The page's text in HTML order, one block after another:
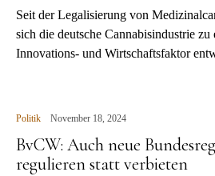
Seit der Legalisierung von
sich die deutsche Cannabisindustrie zu
Innovations- und Wirtschaftsfaktor
Politik November 18, 2024
BvCW: Auch neue
regulieren statt verbieten